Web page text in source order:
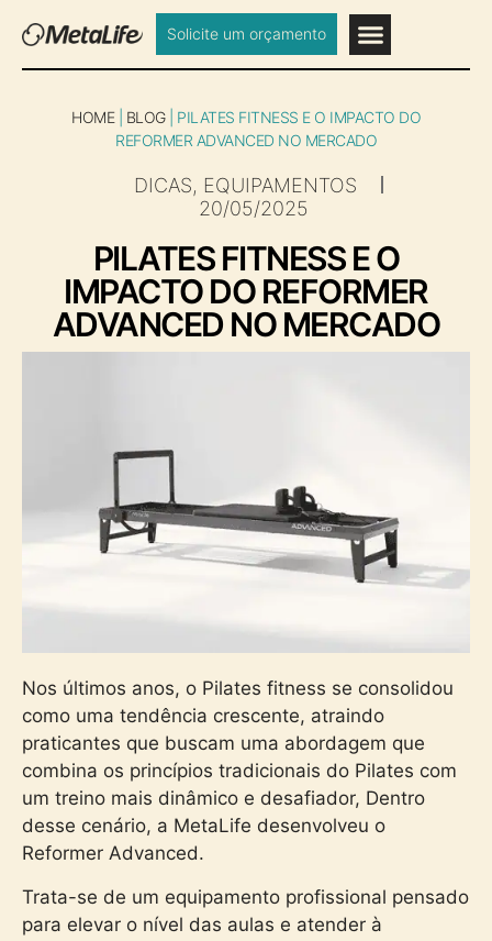
Solicite um orçamento
HOME| BLOG| PILATES FITNESS E O IMPACTO DO
REFORMER ADVANCED NO MERCADO
DICAS, EQUIPAMENTOS
20/05/2025
PILATES FITNESS E O
IMPACTO DO REFORMER
ADVANCED NO MERCADO
Nos últimos anos, o Pilates fitness se consolidou
como uma tendência crescente, atraindo
praticantes que buscam uma abordagem que
combina os princípios tradicionais do Pilates com
um treino mais dinâmico e desafiador, Dentro
desse cenário, a MetaLife desenvolveu o
Reformer Advanced.
Trata-se de um equipamento profissional pensado
para elevar o nível das aulas e atender à